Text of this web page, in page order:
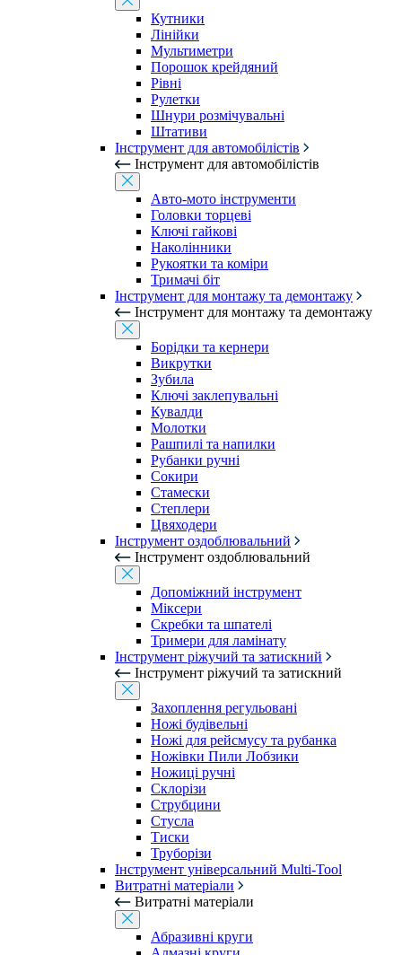
Кутники
Лінійки
Мультиметри
Порошок крейдяний
Рівні
Рулетки
Шнури розмічувальні
Штативи
Інструмент для автомобілістів
Інструмент для автомобілістів
Авто-мото інструменти
Головки торцеві
Ключі гайкові
Наколінники
Рукоятки та коміри
Тримачі біт
Інструмент для монтажу та демонтажу
Інструмент для монтажу та демонтажу
Борідки та кернери
Викрутки
Зубила
Ключі заклепувальні
Кувалди
Молотки
Рашпилі та напилки
Рубанки ручні
Сокири
Стамески
Степлери
Цвяходери
Інструмент оздоблювальний
Інструмент оздоблювальний
Допоміжний інструмент
Міксери
Скребки та шпателі
Тримери для ламінату
Інструмент ріжучий та затискний
Інструмент ріжучий та затискний
Захоплення регульовані
Ножі будівельні
Ножі для рейсмусу та рубанка
Ножівки Пили Лобзики
Ножиці ручні
Склорізи
Струбцини
Стусла
Тиски
Труборізи
Інструмент універсальний Multi-Tool
Витратні матеріали
Витратні матеріали
Абразивні круги